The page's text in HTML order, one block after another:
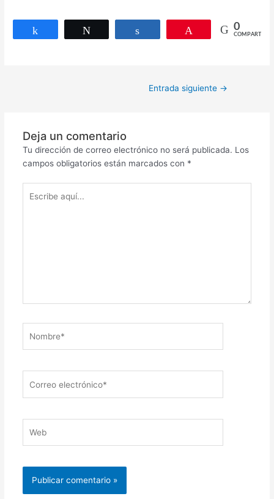
Compartir Compartir 0
COMPARTIR
Entrada siguiente →
Deja un comentario
Tu dirección de correo electrónico no será publicada. Los
campos obligatorios están marcados con *
aquí...
electrónico*